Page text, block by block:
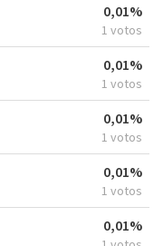
0,01%
1 votos
0,01%
1 votos
0,01%
1 votos
0,01%
1 votos
0,01%